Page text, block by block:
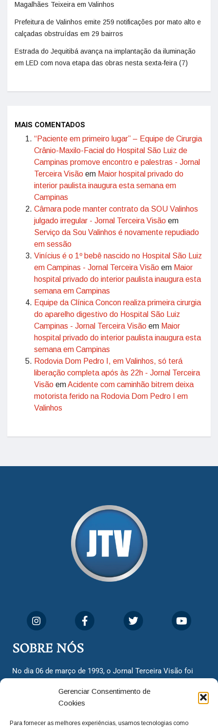
Gerenciar Consentimento de
Cookies
Para fornecer as melhores experiências, usamos tecnologias como
Magalhães Teixeira em Valinhos
Prefeitura de Valinhos emite 259 notificações por mato alto e
calçadas obstruídas em 29 bairros
Estrada do Jequitibá avança na implantação da iluminação
em LED com nova etapa das obras nesta sexta-feira (7)
MAIS COMENTADOS
“Paciente em primeiro lugar” – Equipe de Cirurgia
Crânio-Maxilo-Facial do Hospital São Luiz de
Campinas promove encontro e palestras - Jornal
Terceira Visão em Maior hospital privado do
interior paulista inaugura esta semana em
Campinas
Câmara pode manter contrato da SOU Valinhos
julgado irregular - Jornal Terceira Visão em
Serviço da Sou Valinhos é novamente repudiado
em sessão
Vinícius é o 1º bebê nascido no Hospital São Luiz
em Campinas - Jornal Terceira Visão em Maior
hospital privado do interior paulista inaugura esta
semana em Campinas
Equipe da Clínica Concon realiza primeira cirurgia
do aparelho digestivo do Hospital São Luiz
Campinas - Jornal Terceira Visão em Maior
hospital privado do interior paulista inaugura esta
semana em Campinas
Rodovia Dom Pedro I, em Valinhos, só terá
liberação completa após às 22h - Jornal Terceira
Visão emAcidente com caminhão bitrem deixa
motorista ferido na Rodovia Dom Pedro I em
Valinhos
SOBRE NÓS
No dia 06 de março de 1993, o Jornal Terceira Visão foi
cidadãos valinhenses, já que naquela época só existiam
dois jornais. Há mais de 30 anos, o jornal continua